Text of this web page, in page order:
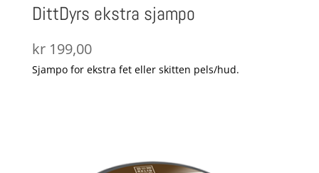
DittDyrs ekstra sjampo
kr199,00
Sjampo for ekstra fet eller skitten pels/hud.